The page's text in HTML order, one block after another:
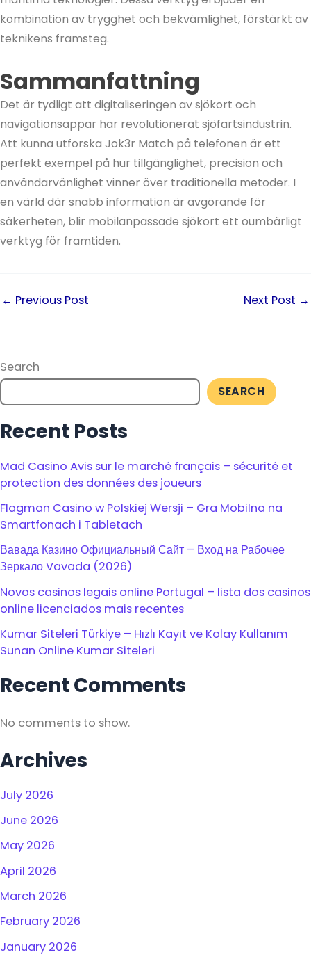
kombination av trygghet och bekvämlighet, förstärkt av
teknikens framsteg.
Sammanfattning
Det är tydligt att digitaliseringen av sjökort och
navigationsappar har revolutionerat sjöfartsindustrin.
Att kunna utforska Jok3r Match på telefonen är ett
perfekt exempel på hur tillgänglighet, precision och
användarvänlighet vinner över traditionella metoder. I
en värld där snabb information är avgörande för
säkerheten, blir mobilanpassade sjökort ett oumbärligt
verktyg för framtiden.
← Previous Post Next Post →
Search
SEARCH
Recent Posts
Mad Casino Avis sur le marché français – sécurité et
protection des données des joueurs
Flagman Casino w Polskiej Wersji – Gra Mobilna na
Smartfonach i Tabletach
Вавада Казино Официальный Сайт – Вход на Рабочее
Зеркало Vavada (2026)
Novos casinos legais online Portugal – lista dos casinos
online licenciados mais recentes
Kumar Siteleri Türkiye – Hızlı Kayıt ve Kolay Kullanım
Sunan Online Kumar Siteleri
Recent Comments
No comments to show.
Archives
July 2026
June 2026
May 2026
April 2026
March 2026
February 2026
January 2026